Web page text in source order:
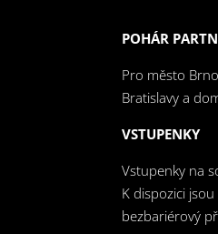
POHÁR
Pro město
Bratislavy a
VSTUPENKY
Vstupenky na
K dispozici
bezbariérový